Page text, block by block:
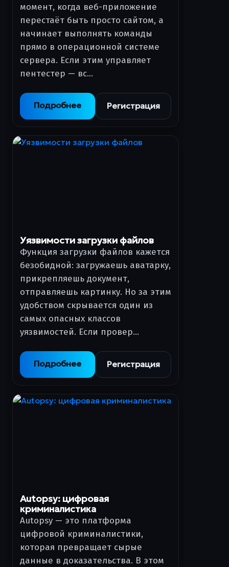
момент, когда веб-приложение
перестаёт быть просто сайтом, а
начинает выполнять команды
прямо в операционной системе
сервера. Если этим управляет
пентестер — вс…
Подробнее Регистрация
Уязвимости загрузки файлов
Функция загрузки файлов кажется
безобидной: загружаешь аватарку,
прикрепляешь документ,
отправляешь картинку. Но за этим
удобством скрывается один из
самых опасных классов
уязвимостей. Если провер…
Подробнее Регистрация
Autopsy: цифровая
криминалистика
Autopsy — это платформа
цифровой криминалистики,
которая превращает сырые
данные в доказательства. В этом